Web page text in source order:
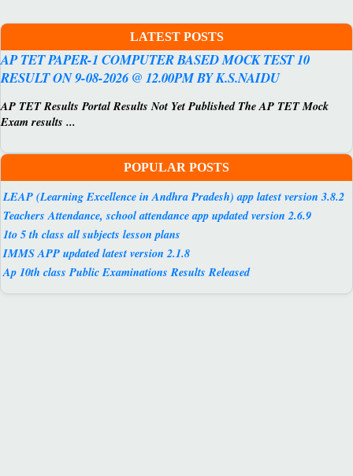
LATEST POSTS
AP TET PAPER-1 COMPUTER BASED MOCK TEST 10
RESULT ON 9-08-2026 @ 12.00PM BY K.S.NAIDU
AP TET Results Portal Results Not Yet Published The AP TET Mock
Exam results ...
POPULAR POSTS
LEAP (Learning Excellence in Andhra Pradesh) app latest version 3.8.2
Teachers Attendance, school attendance app updated version 2.6.9
1to 5 th class all subjects lesson plans
IMMS APP updated latest version 2.1.8
Ap 10th class Public Examinations Results Released